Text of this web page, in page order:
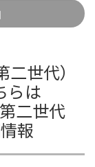
世代）
らは
二世代
報